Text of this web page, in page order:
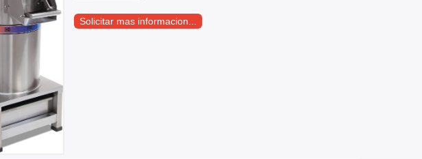
Solicitar mas informacion...